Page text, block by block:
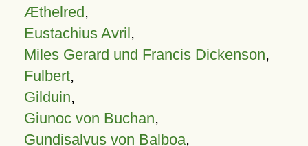
Æthelred,
Eustachius Avril,
Miles Gerard und Francis Dickenson,
Fulbert,
Gilduin,
Giunoc von Buchan,
Gundisalvus von Balboa,